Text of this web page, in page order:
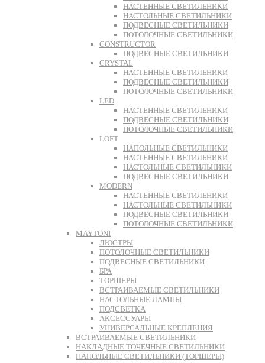
НАСТЕННЫЕ СВЕТИЛЬНИКИ
НАСТОЛЬНЫЕ СВЕТИЛЬНИКИ
ПОДВЕСНЫЕ СВЕТИЛЬНИКИ
ПОТОЛОЧНЫЕ СВЕТИЛЬНИКИ
CONSTRUCTOR
ПОДВЕСНЫЕ СВЕТИЛЬНИКИ
CRYSTAL
НАСТЕННЫЕ СВЕТИЛЬНИКИ
ПОДВЕСНЫЕ СВЕТИЛЬНИКИ
ПОТОЛОЧНЫЕ СВЕТИЛЬНИКИ
LED
НАСТЕННЫЕ СВЕТИЛЬНИКИ
ПОДВЕСНЫЕ СВЕТИЛЬНИКИ
ПОТОЛОЧНЫЕ СВЕТИЛЬНИКИ
LOFT
НАПОЛЬНЫЕ СВЕТИЛЬНИКИ
НАСТЕННЫЕ СВЕТИЛЬНИКИ
НАСТОЛЬНЫЕ СВЕТИЛЬНИКИ
ПОДВЕСНЫЕ СВЕТИЛЬНИКИ
MODERN
НАСТЕННЫЕ СВЕТИЛЬНИКИ
НАСТОЛЬНЫЕ СВЕТИЛЬНИКИ
ПОДВЕСНЫЕ СВЕТИЛЬНИКИ
ПОТОЛОЧНЫЕ СВЕТИЛЬНИКИ
MAYTONI
ЛЮСТРЫ
ПОТОЛОЧНЫЕ СВЕТИЛЬНИКИ
ПОДВЕСНЫЕ СВЕТИЛЬНИКИ
БРА
ТОРШЕРЫ
ВСТРАИВАЕМЫЕ СВЕТИЛЬНИКИ
НАСТОЛЬНЫЕ ЛАМПЫ
ПОДСВЕТКА
АКСЕССУАРЫ
УНИВЕРСАЛЬНЫЕ КРЕПЛЕНИЯ
ВСТРАИВАЕМЫЕ СВЕТИЛЬНИКИ
НАКЛАДНЫЕ ТОЧЕЧНЫЕ СВЕТИЛЬНИКИ
НАПОЛЬНЫЕ СВЕТИЛЬНИКИ (ТОРШЕРЫ)